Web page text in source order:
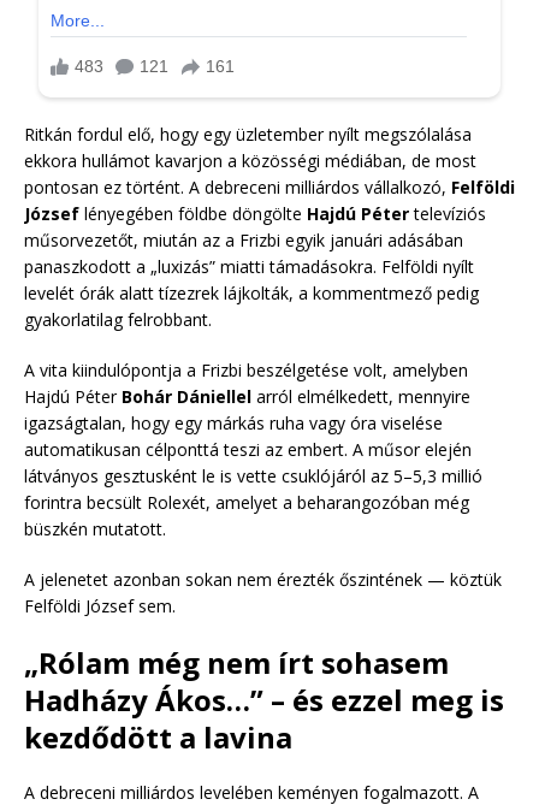
Ritkán fordul elő, hogy egy üzletember nyílt megszólalása
ekkora hullámot kavarjon a közösségi médiában, de most
pontosan ez történt. A debreceni milliárdos vállalkozó, Felföldi
József lényegében földbe döngölte Hajdú Pétertelevíziós
műsorvezetőt, miután az a Frizbi egyik januári adásában
panaszkodott a „luxizás” miatti támadásokra. Felföldi nyílt
levelét órák alatt tízezrek lájkolták, a kommentmező pedig
gyakorlatilag felrobbant.
A vita kiindulópontja a Frizbi beszélgetése volt, amelyben
Hajdú Péter Bohár Dániellel arról elmélkedett, mennyire
igazságtalan, hogy egy márkás ruha vagy óra viselése
automatikusan célponttá teszi az embert. A műsor elején
látványos gesztusként le is vette csuklójáról az 5–5,3 millió
forintra becsült Rolexét, amelyet a beharangozóban még
büszkén mutatott.
A jelenetet azonban sokan nem érezték őszintének — köztük
Felföldi József sem.
„Rólam még nem írt sohasem
Hadházy Ákos…” – és ezzel meg is
kezdődött a lavina
A debreceni milliárdos levelében keményen fogalmazott. A